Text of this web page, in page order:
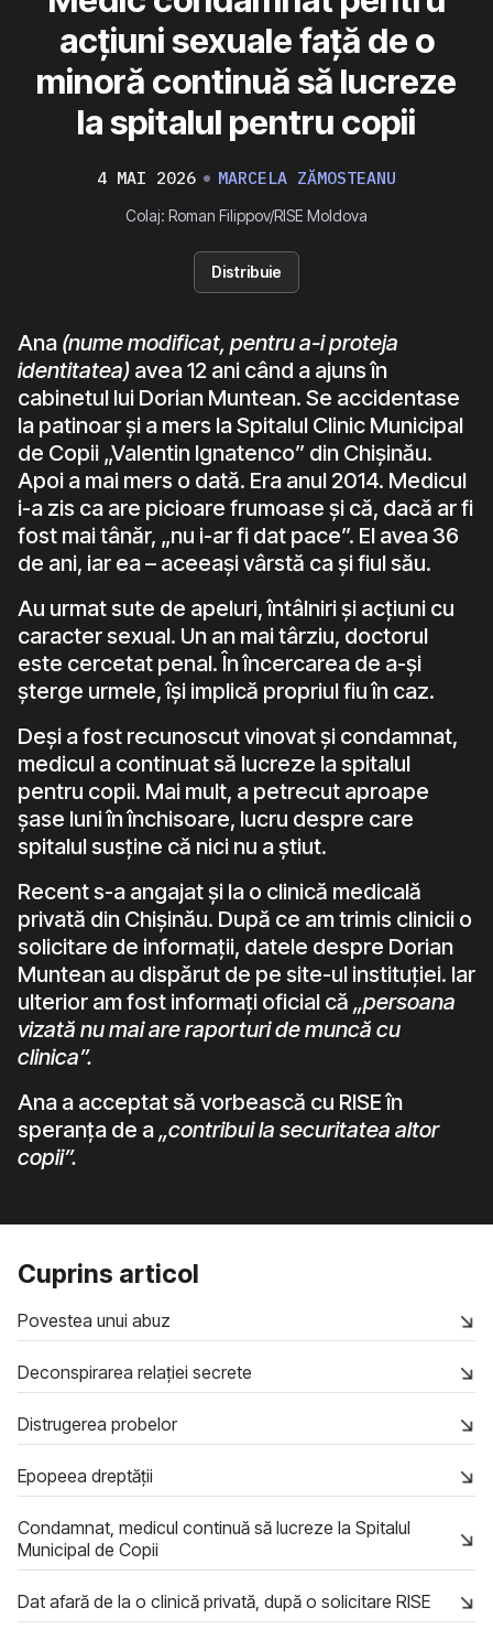
acțiuni sexuale față de o
minoră continuă să lucreze
la spitalul pentru copii
4 MAI 2026 MARCELA ZĂMOSTEANU
Colaj: Roman Filippov/RISE Moldova
Distribuie
Ana (nume modificat, pentru a-i proteja
identitatea) avea 12 ani când a ajuns în
cabinetul lui Dorian Muntean. Se accidentase
la patinoar și a mers la Spitalul Clinic Municipal
de Copii „Valentin Ignatenco” din Chișinău.
Apoi a mai mers o dată. Era anul 2014. Medicul
i-a zis ca are picioare frumoase și că, dacă ar fi
fost mai tânăr, „nu i-ar fi dat pace”. El avea 36
de ani, iar ea – aceeași vârstă ca și fiul său.
Au urmat sute de apeluri, întâlniri și acțiuni cu
caracter sexual. Un an mai târziu, doctorul
este cercetat penal. În încercarea de a-și
șterge urmele, își implică propriul fiu în caz.
Deși a fost recunoscut vinovat și condamnat,
medicul a continuat să lucreze la spitalul
pentru copii. Mai mult, a petrecut aproape
șase luni în închisoare, lucru despre care
spitalul susține că nici nu a știut.
Recent s-a angajat și la o clinică medicală
privată din Chișinău. După ce am trimis clinicii o
solicitare de informații, datele despre Dorian
Muntean au dispărut de pe site-ul instituției. Iar
ulterior am fost informați oficial că „persoana
vizată nu mai are raporturi de muncă cu
clinica”.
Ana a acceptat să vorbească cu RISE în
speranța de a „contribui la securitatea altor
copii”.
Cuprins articol
Povestea unui abuz
Deconspirarea relației secrete
Distrugerea probelor
Epopeea dreptății
Condamnat, medicul continuă să lucreze la Spitalul
Municipal de Copii
Dat afară de la o clinică privată, după o solicitare RISE